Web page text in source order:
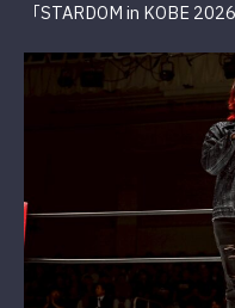
「STARDOM in KOBE